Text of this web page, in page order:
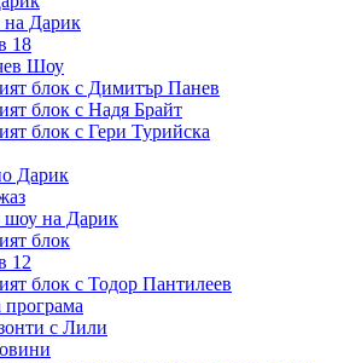
на Дарик
18
Шоу
блок с Димитър Панев
блок с Надя Брайт
блок с Гери Турийска
Дарик
шоу на Дарик
блок
12
блок с Тодор Пантилеев
с Лили